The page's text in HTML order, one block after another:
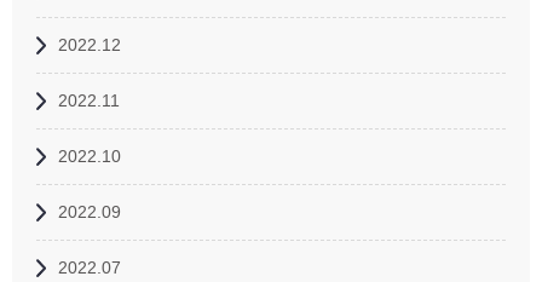
2022.12
2022.11
2022.10
2022.09
2022.07